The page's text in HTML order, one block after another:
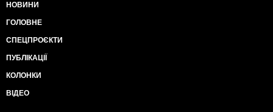
НОВИНИ
ГОЛОВНЕ
СПЕЦПРОЄКТИ
ПУБЛІКАЦІЇ
КОЛОНКИ
ВІДЕО